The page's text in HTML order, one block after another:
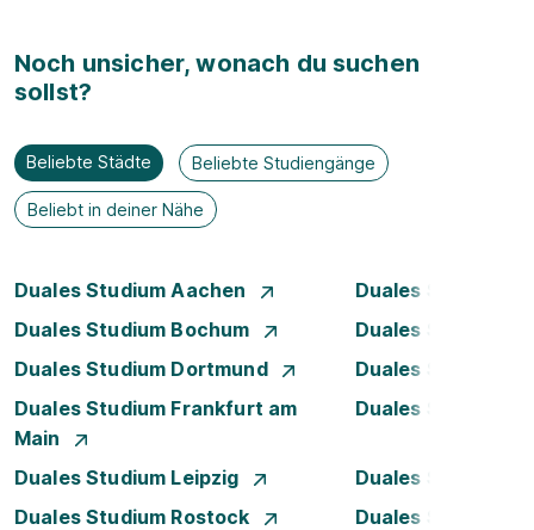
Noch unsicher, wonach du suchen
sollst?
Beliebte Städte Beliebte Studiengänge
Beliebt in deiner Nähe
Duales Studium Aachen
Duales Studium
Duales Studium Bochum
Duales Studium
Duales Studium Dortmund
Duales Studium
Duales Studium Frankfurt am
Main
Duales Studium
Duales Studium Leipzig
Duales Studium
Duales Studium Rostock
Duales Studium